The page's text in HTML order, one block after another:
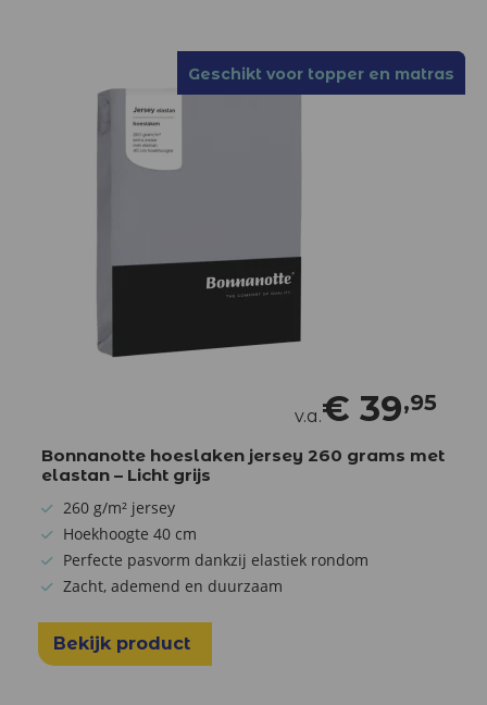
Geschikt voor topper en matras
Geschikt voor topper en matras
v.a.€ 39,95
Bonnanotte hoeslaken jersey 260 grams met
elastan – Licht grijs
260 g/m² jersey
Hoekhoogte 40 cm
Perfecte pasvorm dankzij elastiek rondom
Zacht, ademend en duurzaam
Bekijk product